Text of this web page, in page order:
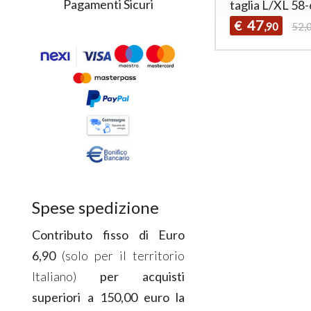
taglia L/XL
€ 47,90
Pagamenti Sicuri
Spese spedizione
Contributo fisso di Euro
6,90(solo per il territorio
Italiano) per acquisti
superiori a 150,00 euro la